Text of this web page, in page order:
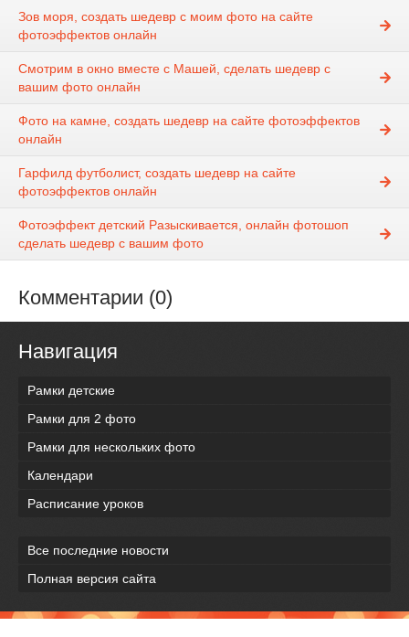
Зов моря, создать шедевр с моим фото на сайте
фотоэффектов онлайн
Смотрим в окно вместе с Машей, сделать шедевр с
вашим фото онлайн
Фото на камне, создать шедевр на сайте фотоэффектов
онлайн
Гарфилд футболист, создать шедевр на сайте
фотоэффектов онлайн
Фотоэффект детский Разыскивается, онлайн фотошоп
сделать шедевр с вашим фото
Комментарии (0)
Навигация
Рамки детские
Рамки для 2 фото
Рамки для нескольких фото
Календари
Расписание уроков
Все последние новости
Полная версия сайта